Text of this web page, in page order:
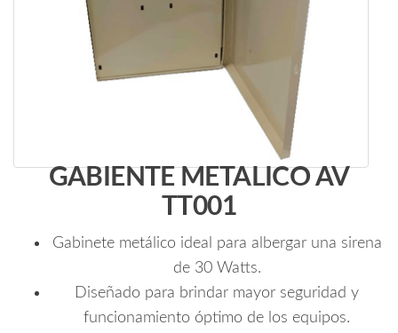
GABIENTE METALICO AV
TT001
Gabinete metálico ideal para albergar una sirena
de 30 Watts.
Diseñado para brindar mayor seguridad y
funcionamiento óptimo de los equipos.